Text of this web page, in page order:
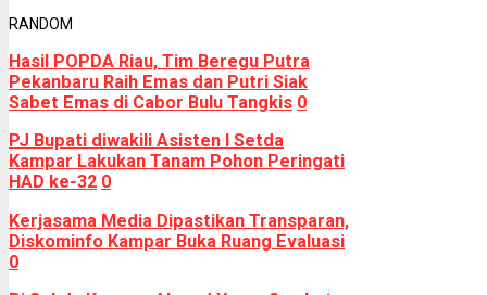
RANDOM
Hasil POPDA Riau, Tim Beregu Putra
Pekanbaru Raih Emas dan Putri Siak
Sabet Emas di Cabor Bulu Tangkis 0
PJ Bupati diwakili Asisten I Setda
Kampar Lakukan Tanam Pohon Peringati
HAD ke-32 0
Kerjasama Media Dipastikan Transparan,
Diskominfo Kampar Buka Ruang Evaluasi
0